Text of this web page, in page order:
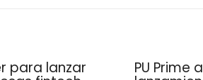
para lanzar PU Prime